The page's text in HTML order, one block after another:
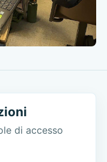
di accesso